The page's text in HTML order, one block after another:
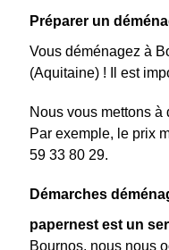
Préparer un
Vous déménagez à
(Aquitaine) ! Il est
Nous vous mettons
Par exemple, le prix
59 33 80 29.
Démarches
papernest est un
Bournos, nous nous